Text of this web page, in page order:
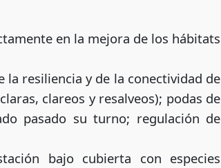
en la mejora de los hábitats
la resiliencia y de la conectividad de
clareos y resalveos); podas de
pasado su turno; regulación de
bajo cubierta con especies